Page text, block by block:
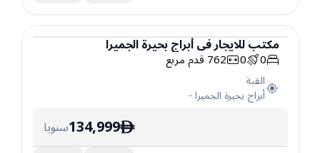
مكتب
مكتبللايجارفيأبراج بحيرة الجميرا
0
0
762قدم مربع
القبة
أبراج بحيرة الجميرا-
ê
134,999سنويا